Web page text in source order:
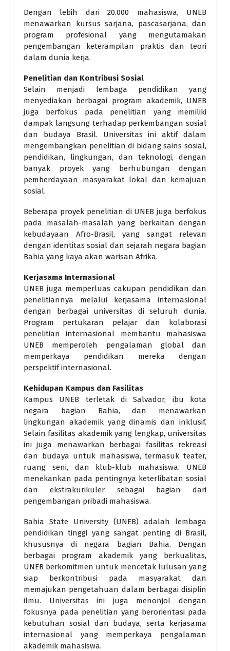
Dengan lebih dari 20.000 mahasiswa, UNEB
menawarkan kursus sarjana, pascasarjana, dan
program profesional yang mengutamakan
pengembangan keterampilan praktis dan teori
dalam dunia kerja.
Penelitian dan Kontribusi Sosial
Selain menjadi lembaga pendidikan yang
menyediakan berbagai program akademik, UNEB
juga berfokus pada penelitian yang memiliki
dampak langsung terhadap perkembangan sosial
dan budaya Brasil. Universitas ini aktif dalam
mengembangkan penelitian di bidang sains sosial,
pendidikan, lingkungan, dan teknologi, dengan
banyak proyek yang berhubungan dengan
pemberdayaan masyarakat lokal dan kemajuan
sosial.
Beberapa proyek penelitian di UNEB juga berfokus
pada masalah-masalah yang berkaitan dengan
kebudayaan Afro-Brasil, yang sangat relevan
dengan identitas sosial dan sejarah negara bagian
Bahia yang kaya akan warisan Afrika.
Kerjasama Internasional
UNEB juga memperluas cakupan pendidikan dan
penelitiannya melalui kerjasama internasional
dengan berbagai universitas di seluruh dunia.
Program pertukaran pelajar dan kolaborasi
penelitian internasional membantu mahasiswa
UNEB memperoleh pengalaman global dan
memperkaya pendidikan mereka dengan
perspektif internasional.
Kehidupan Kampus dan Fasilitas
Kampus UNEB terletak di Salvador, ibu kota
negara bagian Bahia, dan menawarkan
lingkungan akademik yang dinamis dan inklusif.
Selain fasilitas akademik yang lengkap, universitas
ini juga menawarkan berbagai fasilitas rekreasi
dan budaya untuk mahasiswa, termasuk teater,
ruang seni, dan klub-klub mahasiswa. UNEB
menekankan pada pentingnya keterlibatan sosial
dan ekstrakurikuler sebagai bagian dari
pengembangan pribadi mahasiswa.
Bahia State University (UNEB) adalah lembaga
pendidikan tinggi yang sangat penting di Brasil,
khususnya di negara bagian Bahia. Dengan
berbagai program akademik yang berkualitas,
UNEB berkomitmen untuk mencetak lulusan yang
siap berkontribusi pada masyarakat dan
memajukan pengetahuan dalam berbagai disiplin
ilmu. Universitas ini juga menonjol dengan
fokusnya pada penelitian yang berorientasi pada
kebutuhan sosial dan budaya, serta kerjasama
internasional yang memperkaya pengalaman
akademik mahasiswa.